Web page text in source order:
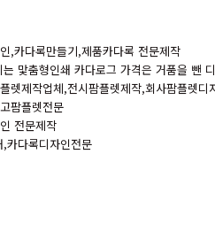
,카다록만들기,제품카다록 전문제작
맟춤형인쇄 카다로그 가격은 거품을 뺀
렛제작업체,전시팜플렛제작,회사팜플렛디
팜플렛전문
전문제작
카다록디자인전문